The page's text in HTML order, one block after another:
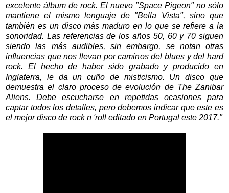
excelente álbum de rock. El nuevo "Space Pigeon" no sólo
mantiene el mismo lenguaje de "Bella Vista", sino que
también es un disco más maduro en lo que se refiere a la
sonoridad. Las referencias de los años 50, 60 y 70 siguen
siendo las más audibles, sin embargo, se notan otras
influencias que nos llevan por caminos del blues y del hard
rock. El hecho de haber sido grabado y producido en
Inglaterra, le da un cuño de misticismo. Un disco que
demuestra el claro proceso de evolución de The Zanibar
Aliens. Debe escucharse en repetidas ocasiones para
captar todos los detalles, pero debemos indicar que este es
el mejor disco de rock n 'roll editado en Portugal este 2017."